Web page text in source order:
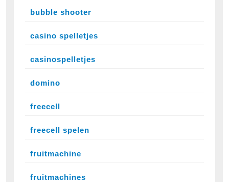
bubble shooter
casino spelletjes
casinospelletjes
domino
freecell
freecell spelen
fruitmachine
fruitmachines